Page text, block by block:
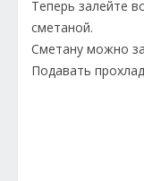
Теперь залейте
сметаной.
Сметану можно
Подавать